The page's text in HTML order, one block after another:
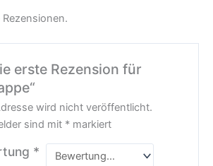
erste Rezension für
wird nicht veröffentlicht.
sind mit * markiert
*